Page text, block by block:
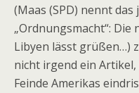
(Maas (SPD) nennt
„Ordnungsmacht“:
Libyen lässt grüßen…)
nicht irgend ein
Feinde Amerikas